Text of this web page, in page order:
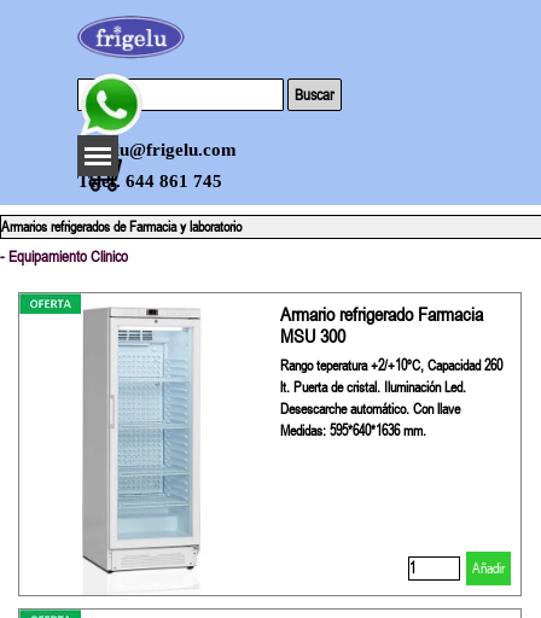
Telef. 644 861 745
frigelu@frigelu.com
Saltar menú
Buscar
Armarios refrigerados de Farmacia y laboratorio
- Equipamiento Clinico
Armario refrigerado Farmacia
MSU 300
Rango teperatura +2/+10ºC, Capacidad 260
lt. Puerta de cristal. Iluminación Led.
Desescarche automático. Con llave
Medidas: 595*640*1636 mm.
Añadir